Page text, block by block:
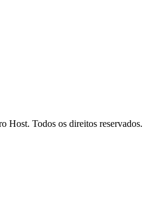
Host. Todos os direitos reservados.